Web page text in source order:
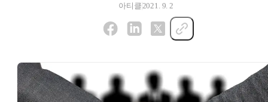
아티클 2021. 9. 2